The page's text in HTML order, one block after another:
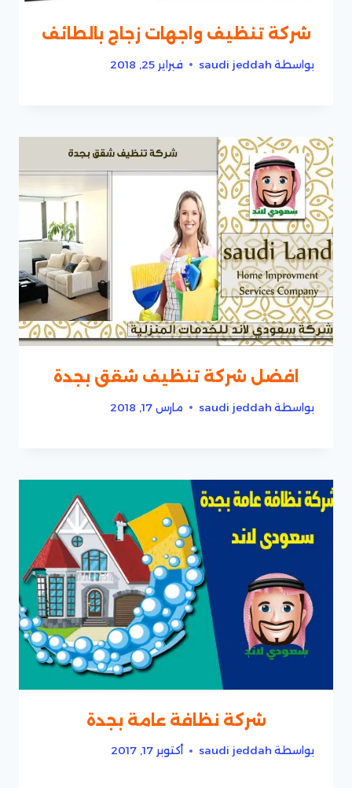
شركة تنظيف واجهات زجاج بالطائف
بواسطة saudi jeddah فبراير 25, 2018
افضل شركة تنظيف شقق بجدة
بواسطة saudi jeddah مارس 17, 2018
شركة نظافة عامة بجدة
بواسطة saudi jeddah أكتوبر 17, 2017